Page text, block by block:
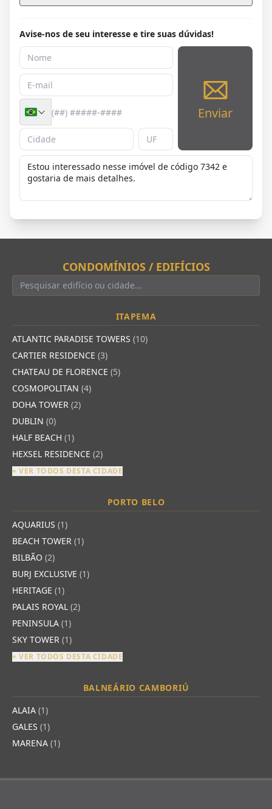
Avise-nos de seu interesse e tire suas dúvidas!
Enviar
CONDOMÍNIOS / EDIFÍCIOS
ITAPEMA
ATLANTIC PARADISE TOWERS (10)
CARTIER RESIDENCE (3)
CHATEAU DE FLORENCE (5)
COSMOPOLITAN (4)
DOHA TOWER (2)
DUBLIN (0)
HALF BEACH (1)
HEXSEL RESIDENCE (2)
+ VER TODOS DESTA CIDADE
PORTO BELO
AQUARIUS (1)
BEACH TOWER (1)
BILBÃO (2)
BURJ EXCLUSIVE (1)
HERITAGE (1)
PALAIS ROYAL (2)
PENINSULA (1)
SKY TOWER (1)
+ VER TODOS DESTA CIDADE
BALNEÁRIO CAMBORIÚ
ALAIA (1)
GALES (1)
MARENA (1)